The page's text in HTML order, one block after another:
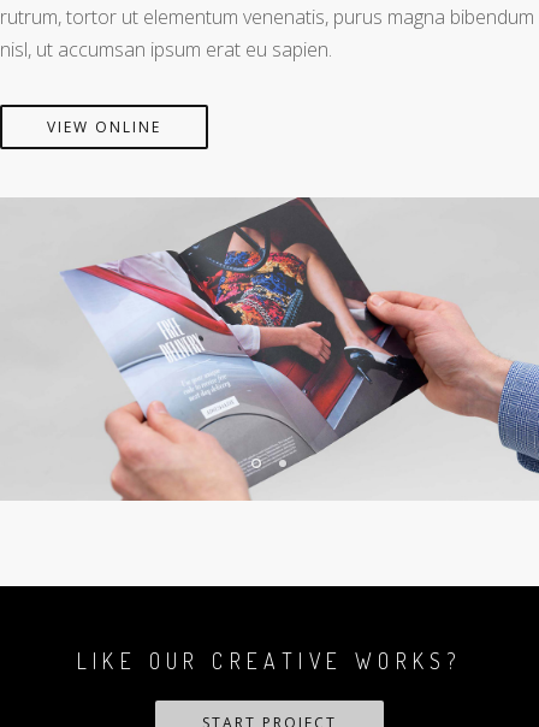
rutrum, tortor ut elementum venenatis, purus magna bibendum
nisl, ut accumsan ipsum erat eu sapien.
VIEW ONLINE
LIKE OUR CREATIVE WORKS?
START PROJECT